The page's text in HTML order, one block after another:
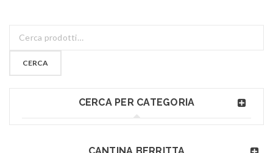
CERCA
CERCA PER CATEGORIA